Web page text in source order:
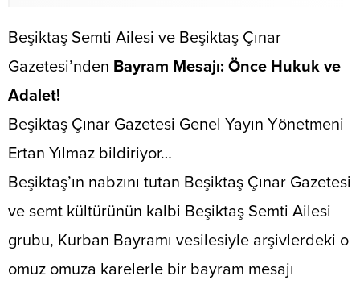
Beşiktaş Semti Ailesi ve Beşiktaş Çınar
Gazetesi’nden Bayram Mesajı: Önce Hukuk ve
Adalet!
​Beşiktaş Çınar Gazetesi Genel Yayın Yönetmeni
Ertan Yılmaz bildiriyor…
​Beşiktaş’ın nabzını tutan Beşiktaş Çınar Gazetesi
ve semt kültürünün kalbi Beşiktaş Semti Ailesi
grubu, Kurban Bayramı vesilesiyle arşivlerdeki o
omuz omuza karelerle bir bayram mesajı